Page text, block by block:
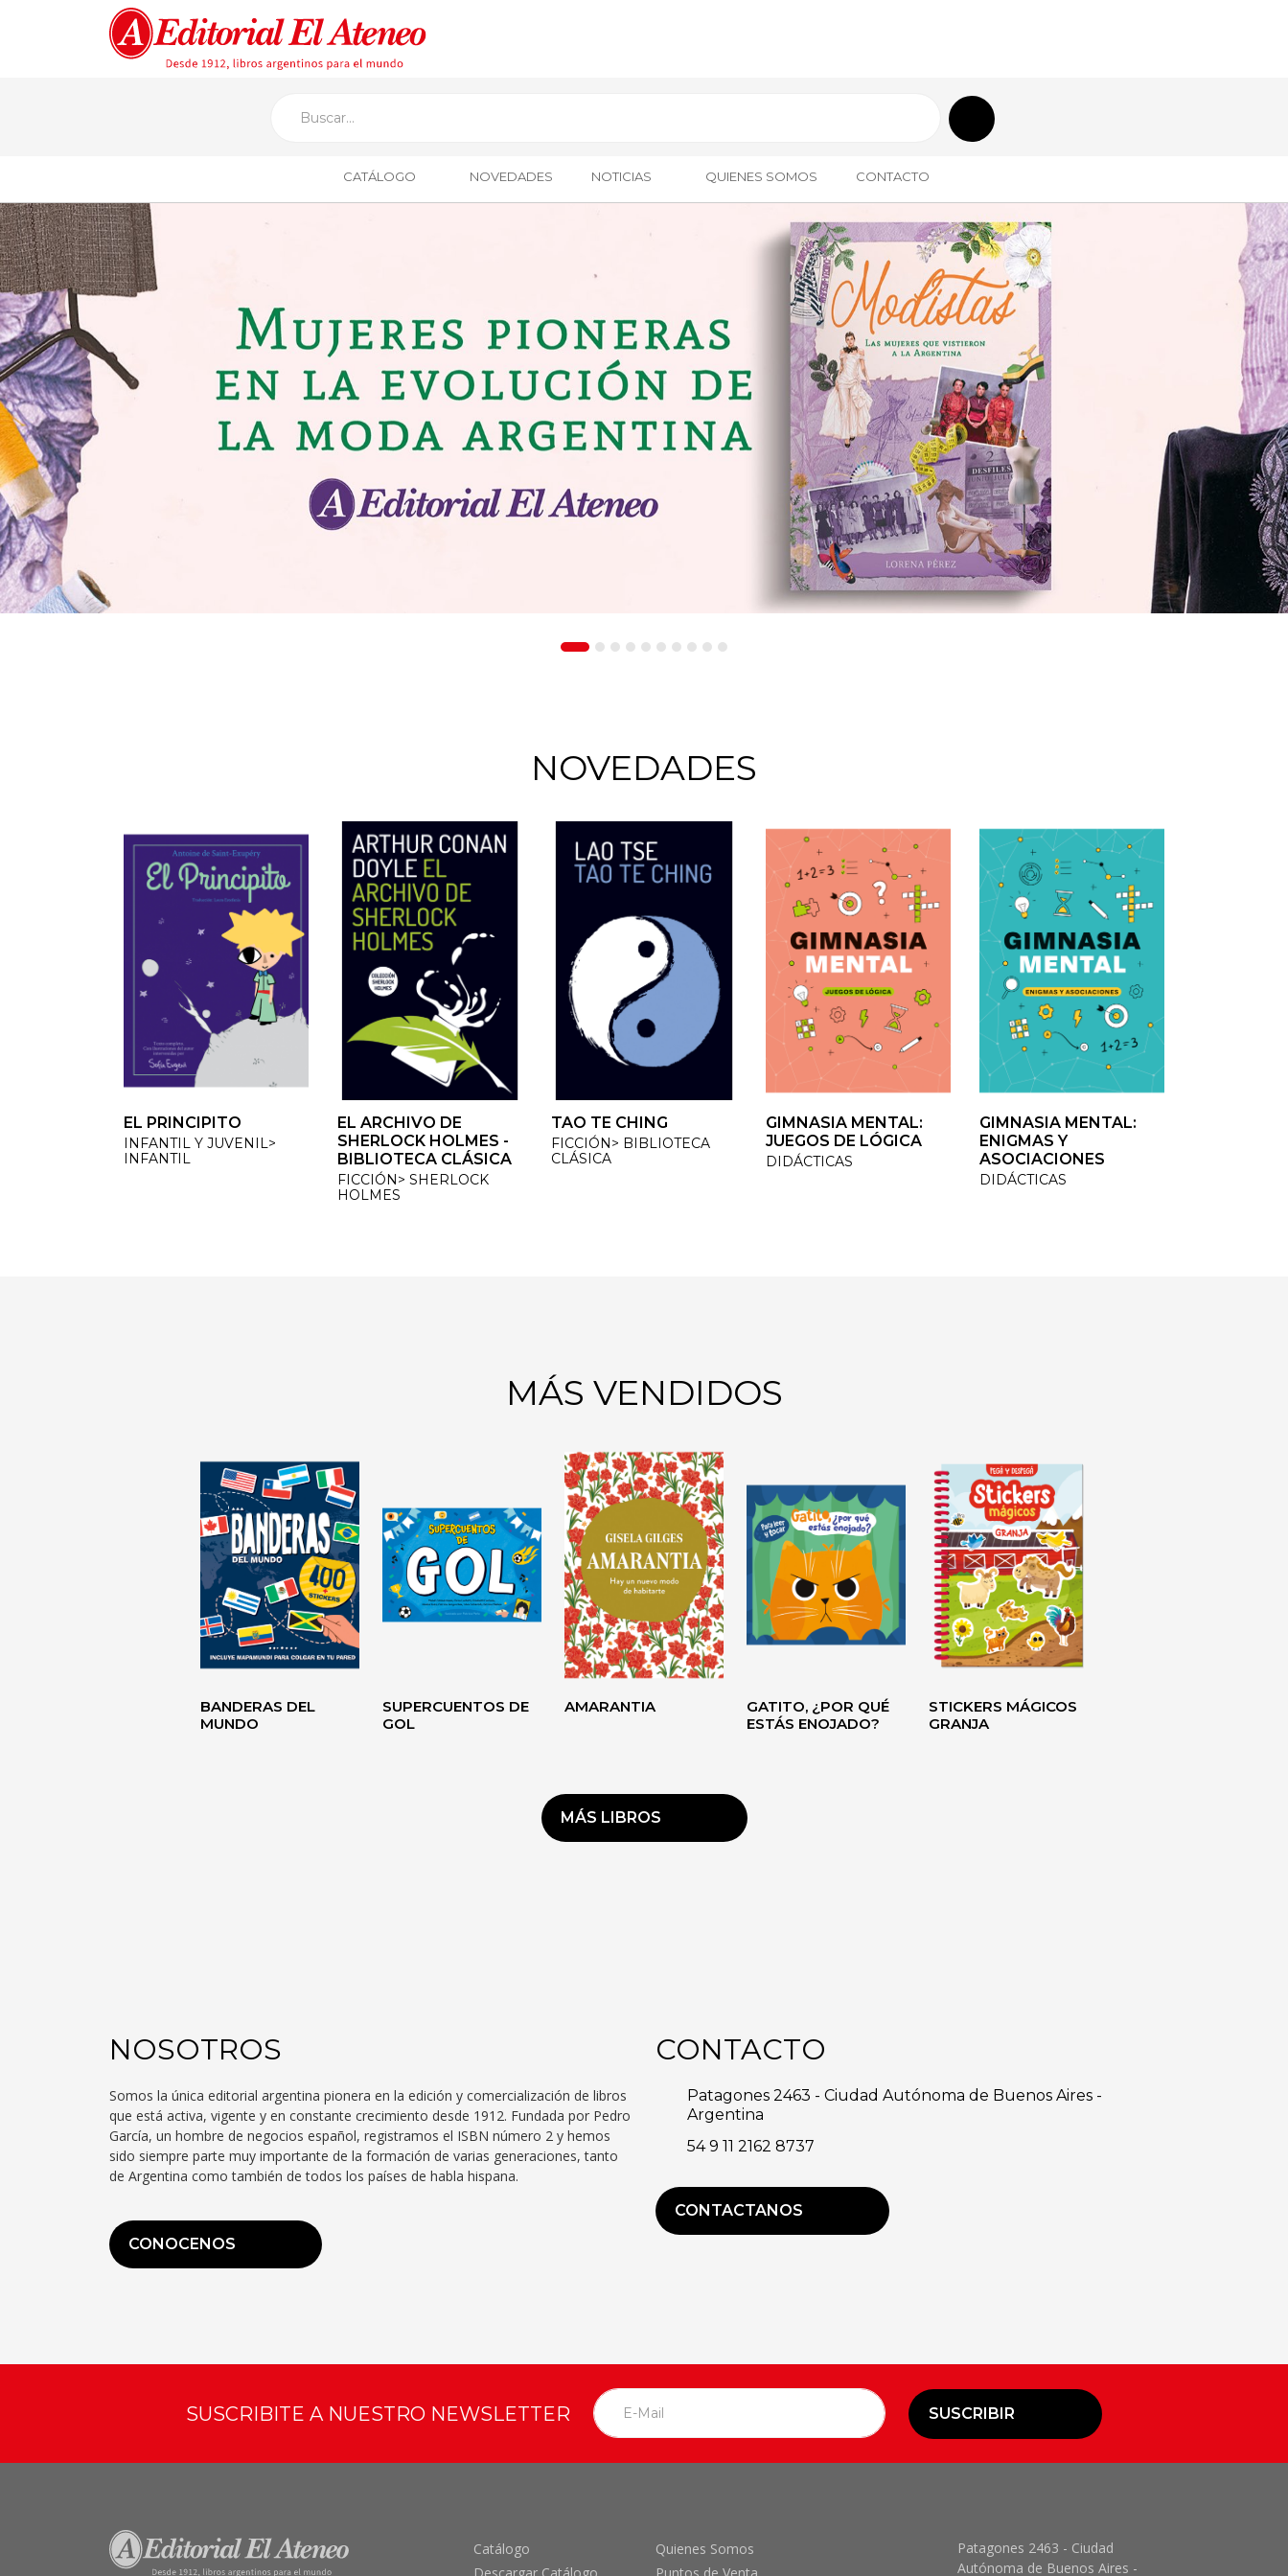
CATÁLOGO NOVEDADES NOTICIAS QUIENES SOMOS CONTACTO
NOVEDADES
EL PRINCIPITO
INFANTIL Y JUVENIL>
INFANTIL
EL ARCHIVO DE
SHERLOCK HOLMES -
BIBLIOTECA CLÁSICA
FICCIÓN> SHERLOCK
HOLMES
TAO TE CHING
FICCIÓN> BIBLIOTECA
CLÁSICA
GIMNASIA MENTAL:
JUEGOS DE LÓGICA
DIDÁCTICAS
GIMNASIA MENTAL:
ENIGMAS Y
ASOCIACIONES
DIDÁCTICAS
EL ARCHIVO DE
SHERLOCK HOLMES -
BIBLIOTECA CLÁSICA
FICCIÓN> SHERLOCK
HOLMES
TAO TE CHING
FICCIÓN> BIBLIOTECA
CLÁSICA
GIMNASIA MENTAL:
JUEGOS DE LÓGICA
DIDÁCTICAS
GIMNASIA MENTAL:
ENIGMAS Y
ASOCIACIONES
DIDÁCTICAS
LA TIRANÍA DEL
DIAGNÓSTICO
DESARROLLO
PERSONAL> AUTOAYUDA
MÁS VENDIDOS
BANDERAS DEL
MUNDO
SUPERCUENTOS DE
GOL
AMARANTIA
GATITO, ¿POR QUÉ
ESTÁS ENOJADO?
STICKERS MÁGICOS
GRANJA
MÁS LIBROS
NOSOTROS
Somos la única editorial argentina pionera en la edición y comercialización de libros
que está activa, vigente y en constante crecimiento desde 1912. Fundada por Pedro
García, un hombre de negocios español, registramos el ISBN número 2 y hemos
sido siempre parte muy importante de la formación de varias generaciones, tanto
de Argentina como también de todos los países de habla hispana.
CONOCENOS
CONTACTO
Patagones 2463 - Ciudad Autónoma de Buenos Aires -
Argentina
54 9 11 2162 8737
CONTACTANOS
SUSCRIBITE A NUESTRO NEWSLETTER SUSCRIBIR
Catálogo
Quienes Somos
Patagones 2463 - Ciudad
Autónoma de Buenos Aires -